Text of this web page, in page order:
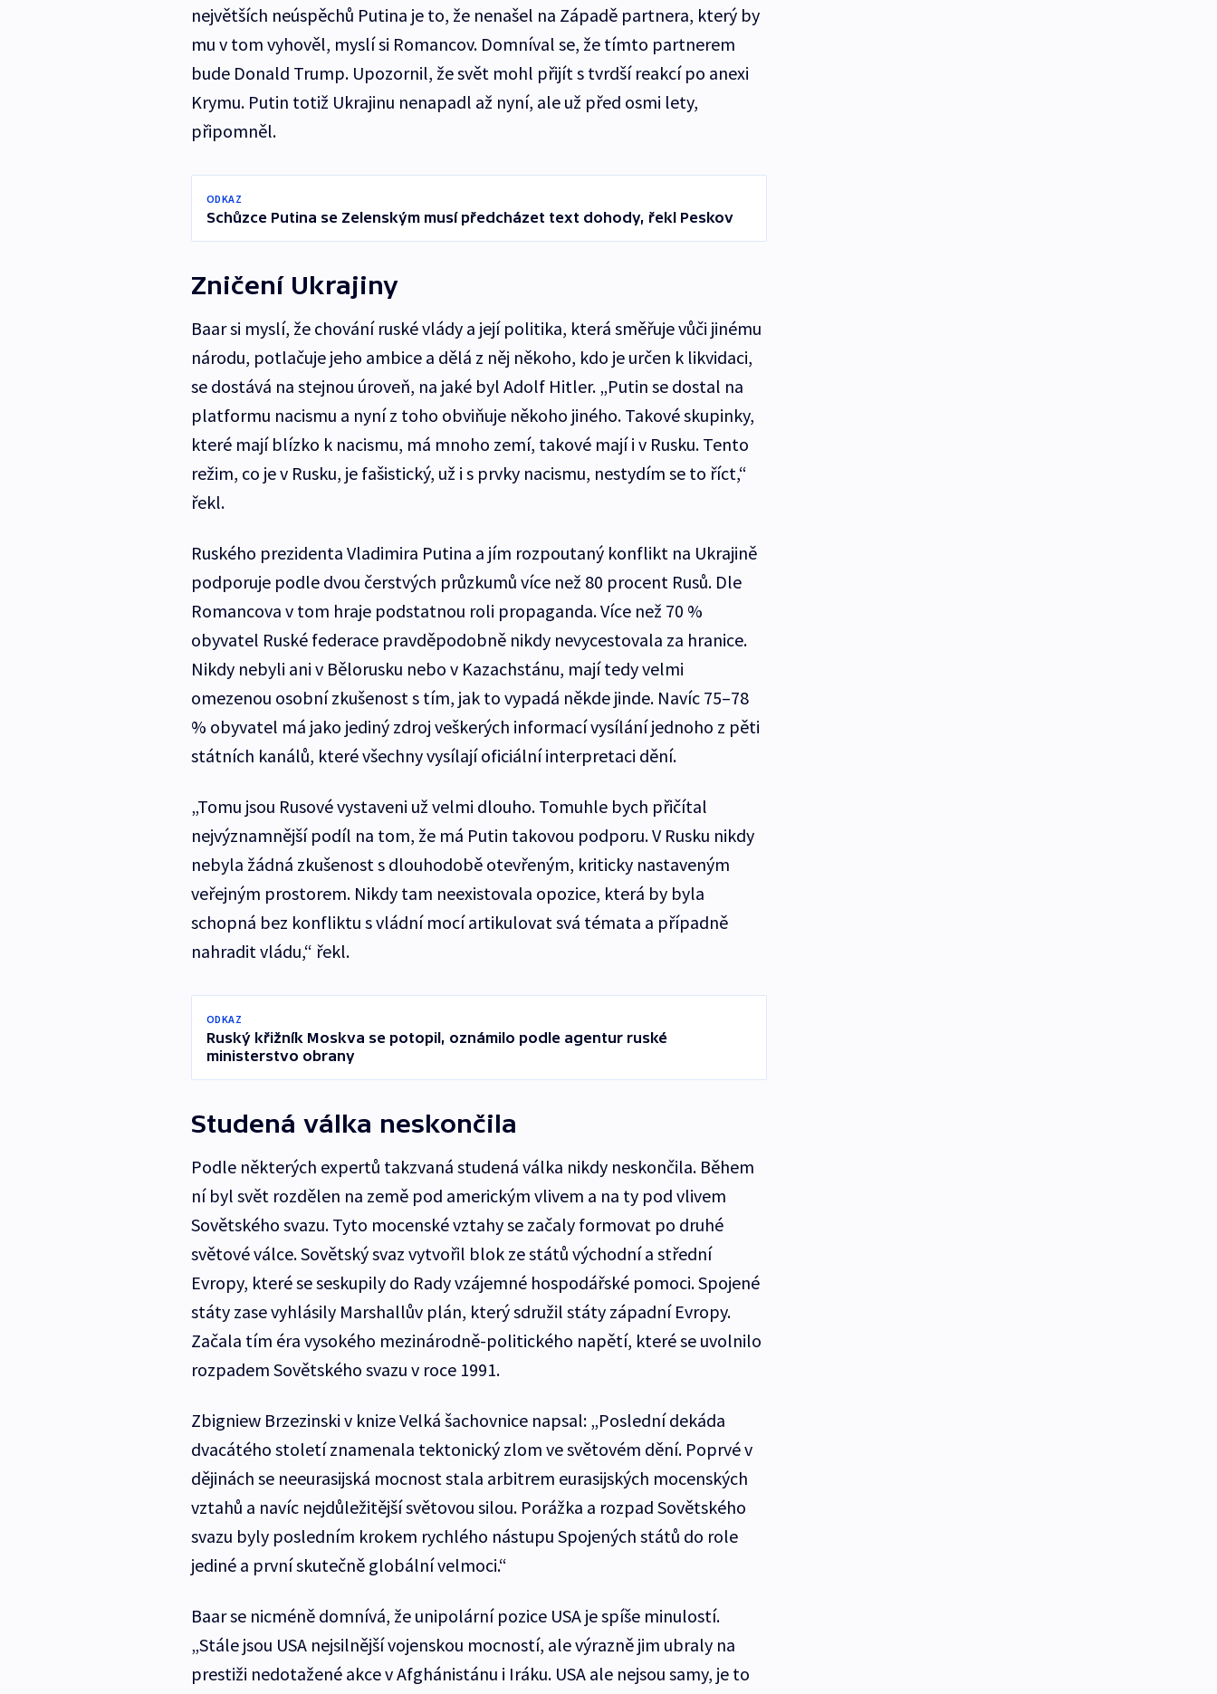
největších neúspěchů Putina je to, že nenašel na Západě partnera, který by
mu v tom vyhověl, myslí si Romancov. Domníval se, že tímto partnerem
bude Donald Trump. Upozornil, že svět mohl přijít s tvrdší reakcí po anexi
Krymu. Putin totiž Ukrajinu nenapadl až nyní, ale už před osmi lety,
připomněl.
ODKAZ
Schůzce Putina se Zelenským musí předcházet text dohody, řekl Peskov
Zničení Ukrajiny
Baar si myslí, že chování ruské vlády a její politika, která směřuje vůči jinému
národu, potlačuje jeho ambice a dělá z něj někoho, kdo je určen k likvidaci,
se dostává na stejnou úroveň, na jaké byl Adolf Hitler. „Putin se dostal na
platformu nacismu a nyní z toho obviňuje někoho jiného. Takové skupinky,
které mají blízko k nacismu, má mnoho zemí, takové mají i v Rusku. Tento
režim, co je v Rusku, je fašistický, už i s prvky nacismu, nestydím se to říct,“
řekl.
Ruského prezidenta Vladimira Putina a jím rozpoutaný konflikt na Ukrajině
podporuje podle dvou čerstvých průzkumů více než 80 procent Rusů. Dle
Romancova v tom hraje podstatnou roli propaganda. Více než 70 %
obyvatel Ruské federace pravděpodobně nikdy nevycestovala za hranice.
Nikdy nebyli ani v Bělorusku nebo v Kazachstánu, mají tedy velmi
omezenou osobní zkušenost s tím, jak to vypadá někde jinde. Navíc 75–78
% obyvatel má jako jediný zdroj veškerých informací vysílání jednoho z pěti
státních kanálů, které všechny vysílají oficiální interpretaci dění.
„Tomu jsou Rusové vystaveni už velmi dlouho. Tomuhle bych přičítal
nejvýznamnější podíl na tom, že má Putin takovou podporu. V Rusku nikdy
nebyla žádná zkušenost s dlouhodobě otevřeným, kriticky nastaveným
veřejným prostorem. Nikdy tam neexistovala opozice, která by byla
schopná bez konfliktu s vládní mocí artikulovat svá témata a případně
nahradit vládu,“ řekl.
ODKAZ
Ruský křižník Moskva se potopil, oznámilo podle agentur ruské
ministerstvo obrany
Studená válka neskončila
Podle některých expertů takzvaná studená válka nikdy neskončila. Během
ní byl svět rozdělen na země pod americkým vlivem a na ty pod vlivem
Sovětského svazu. Tyto mocenské vztahy se začaly formovat po druhé
světové válce. Sovětský svaz vytvořil blok ze států východní a střední
Evropy, které se seskupily do Rady vzájemné hospodářské pomoci. Spojené
státy zase vyhlásily Marshallův plán, který sdružil státy západní Evropy.
Začala tím éra vysokého mezinárodně-politického napětí, které se uvolnilo
rozpadem Sovětského svazu v roce 1991.
Zbigniew Brzezinski v knize Velká šachovnice napsal: „Poslední dekáda
dvacátého století znamenala tektonický zlom ve světovém dění. Poprvé v
dějinách se neeurasijská mocnost stala arbitrem eurasijských mocenských
vztahů a navíc nejdůležitější světovou silou. Porážka a rozpad Sovětského
svazu byly posledním krokem rychlého nástupu Spojených států do role
jediné a první skutečně globální velmoci.“
Baar se nicméně domnívá, že unipolární pozice USA je spíše minulostí.
„Stále jsou USA nejsilnější vojenskou mocností, ale výrazně jim ubraly na
prestiži nedotažené akce v Afghánistánu i Iráku. USA ale nejsou samy, je to